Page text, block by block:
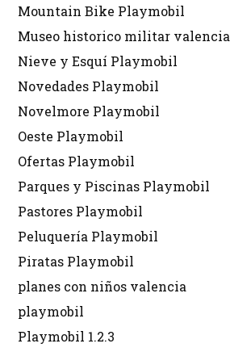
Mountain Bike Playmobil
Museo historico militar valencia
Nieve y Esquí Playmobil
Novedades Playmobil
Novelmore Playmobil
Oeste Playmobil
Ofertas Playmobil
Parques y Piscinas Playmobil
Pastores Playmobil
Peluquería Playmobil
Piratas Playmobil
planes con niños valencia
playmobil
Playmobil 1.2.3